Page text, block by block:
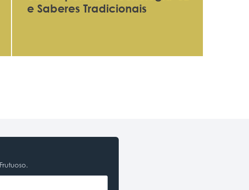
e Saberes Tradicionais